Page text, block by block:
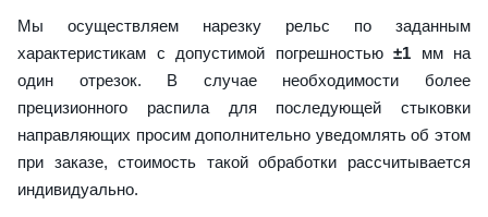
Мы осуществляем нарезку рельс по заданным
характеристикам с допустимой погрешностью ±1 мм на
один отрезок. В случае необходимости более
прецизионного распила для последующей стыковки
направляющих просим дополнительно уведомлять об этом
при заказе, стоимость такой обработки рассчитывается
индивидуально.